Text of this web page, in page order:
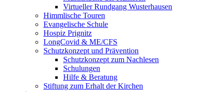
Virtueller Rundgang Wusterhausen
Himmlische Touren
Evangelische Schule
Hospiz Prignitz
LongCovid & ME/CFS
Schutzkonzept und Prävention
Schutzkonzept zum Nachlesen
Schulungen
Hilfe & Beratung
Stiftung zum Erhalt der Kirchen